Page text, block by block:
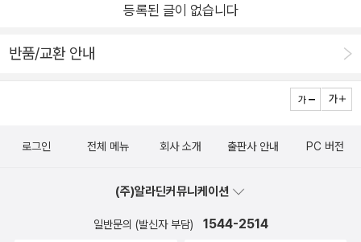
고 후회하기도 하지만 그러면서 성장하는 거라는 걸, 아이들은 나
구절이 있었다. 작가가 충효에게 해준 말이었다고 하는데 지금 이
순간을 살아가는 모든 청소녀들에게 해당하는 말이라고 본다. '그
애를 사랑하는 일은 끝나도나를 사랑하는 일은 끝나지 않는다.'
등록된 글이 없습니다
반품/교환 안내
로그인 전체 메뉴 회사 소개 출판사 안내 PC 버전
(주)알라딘커뮤니케이션
일반문의 (발신자 부담) 1544-2514